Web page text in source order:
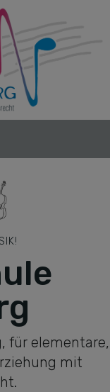
für elementare,
mit